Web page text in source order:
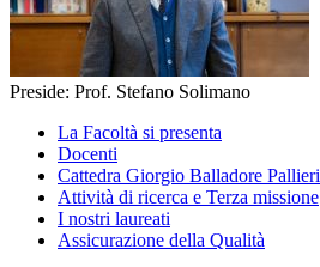
Preside: Prof. Stefano Solimano
La Facoltà si presenta
Docenti
Cattedra Giorgio Balladore Pallieri
Attività di ricerca e Terza missione
I nostri laureati
Assicurazione della Qualità